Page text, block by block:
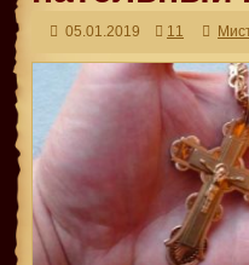
05.01.2019 11